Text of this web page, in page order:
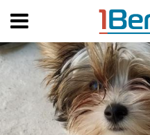
Поиск
Пользовательское